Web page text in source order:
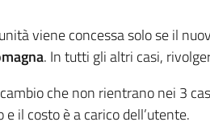
viene concessa solo se il
. In tutti gli altri casi,
che non rientrano nei 3
e il costo è a carico dell’utente.